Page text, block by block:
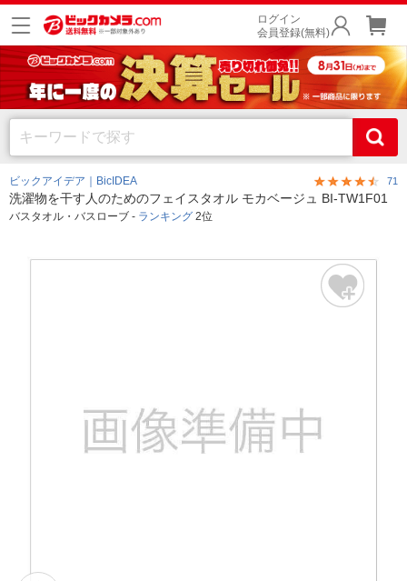
ログイン
会員登録(無料)
ビックアイデア｜BicIDEA 71
洗濯物を干す人のためのフェイスタオル モカベージュ BI-TW1F01
バスタオル・バスローブ - ランキング 2位